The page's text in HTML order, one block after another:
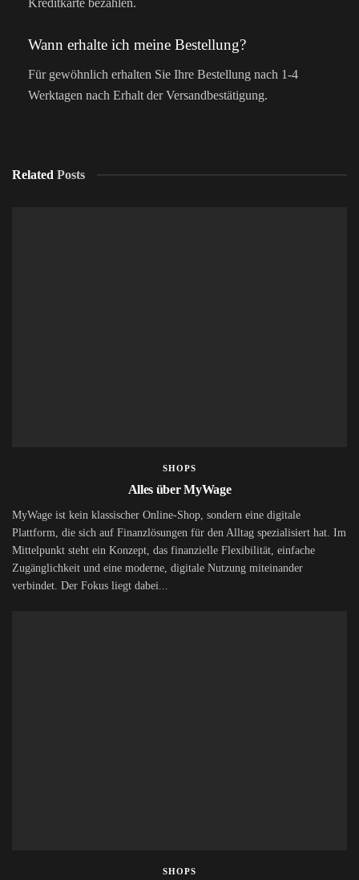
Wann erhalte ich meine Bestellung?
Für gewöhnlich erhalten Sie Ihre Bestellung nach 1-4
Werktagen nach Erhalt der Versandbestätigung.
Related Posts
SHOPS
Alles über MyWage
MyWage ist kein klassischer Online-Shop, sondern eine digitale
Plattform, die sich auf Finanzlösungen für den Alltag spezialisiert hat. Im
Mittelpunkt steht ein Konzept, das finanzielle Flexibilität, einfache
Zugänglichkeit und eine moderne, digitale Nutzung miteinander
verbindet. Der Fokus liegt dabei...
SHOPS